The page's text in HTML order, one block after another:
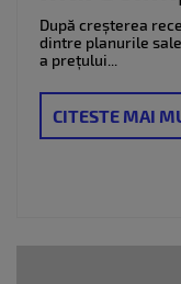
După creșterea
dintre planurile
a prețului...
CITESTE MAI